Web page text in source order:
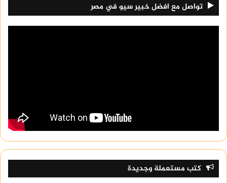
تواصل مع افضل خبير سيو في مصر
كتب مستعملة وجديدة